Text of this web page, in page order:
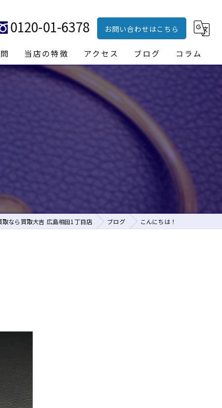
0120-01-6378 お問い合わせはこちら
当店の特徴
ブランド品
アクセス ブログ コラム
取なら買取大吉 広島相田1丁目店 ブログ こんにちは！